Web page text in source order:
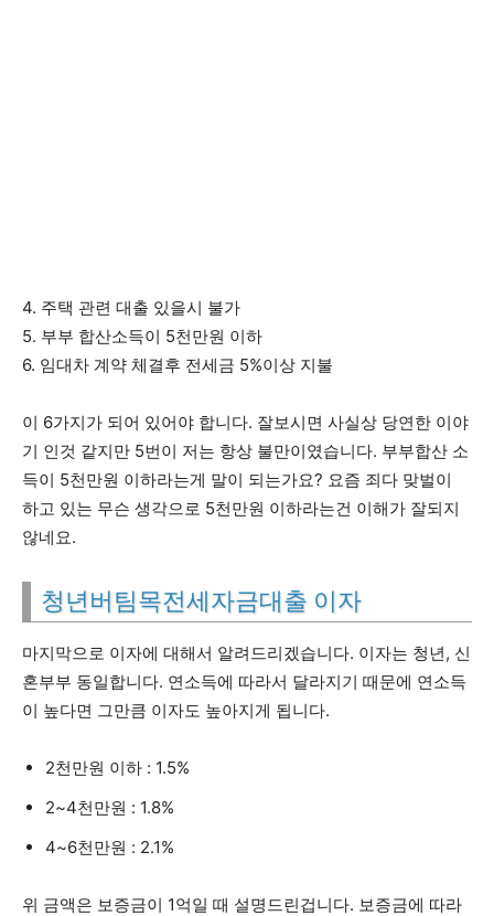
4. 주택 관련 대출 있을시 불가
5. 부부 합산소득이 5천만원 이하
6. 임대차 계약 체결후 전세금 5%이상 지불
이 6가지가 되어 있어야 합니다. 잘보시면 사실상 당연한 이야
기 인것 같지만 5번이 저는 항상 불만이였습니다. 부부합산 소
득이 5천만원 이하라는게 말이 되는가요? 요즘 죄다 맞벌이
하고 있는 무슨 생각으로 5천만원 이하라는건 이해가 잘되지
않네요.
청년버팀목전세자금대출 이자
마지막으로 이자에 대해서 알려드리겠습니다. 이자는 청년, 신
혼부부 동일합니다. 연소득에 따라서 달라지기 때문에 연소득
이 높다면 그만큼 이자도 높아지게 됩니다.
2천만원 이하 : 1.5%
2~4천만원 : 1.8%
4~6천만원 : 2.1%
위 금액은 보증금이 1억일 때 설명드린겁니다. 보증금에 따라